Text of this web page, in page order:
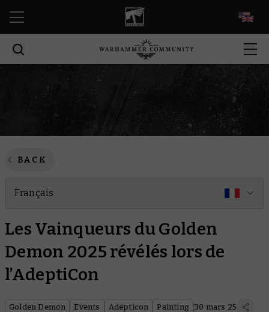
BACK
Français
Les Vainqueurs du Golden
Demon 2025 révélés lors de
l’AdeptiCon
Golden Demon Events Adepticon Painting 30 mars 25